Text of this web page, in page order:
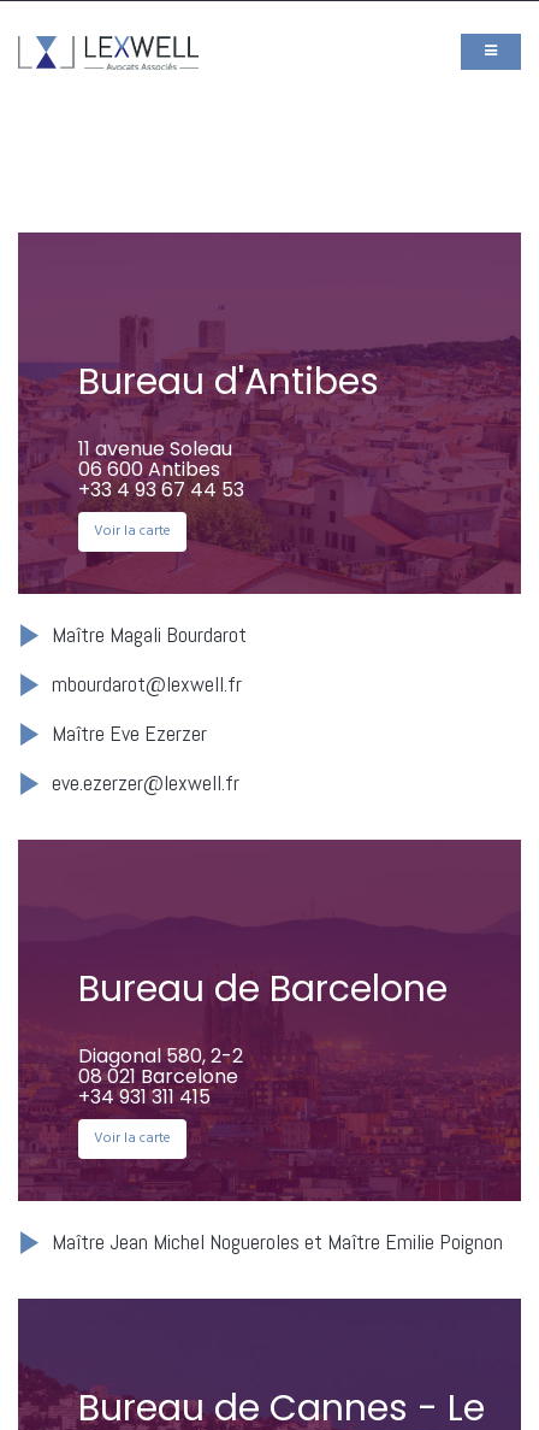
Bureau d'Antibes
11 avenue Soleau
06 600 Antibes
+33 4 93 67 44 53
Voir la carte
Maître Magali Bourdarot
mbourdarot@lexwell.fr
Maître Eve Ezerzer
eve.ezerzer@lexwell.fr
Bureau de Barcelone
Diagonal 580, 2-2
08 021 Barcelone
+34 931 311 415
Voir la carte
Maître Jean Michel Nogueroles et Maître Emilie Poignon
Bureau de Cannes - Le